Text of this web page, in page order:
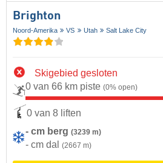
Brighton
Noord-Amerika VS Utah Salt Lake City
Skigebied gesloten
0 van 66 km piste (0% open)
0 van 8 liften
- cm berg (3239 m)
- cm dal (2667 m)